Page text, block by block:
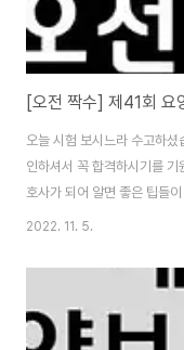
[오전 짝수] 제41회 요
오늘 시험 보시느라 수고하
인하셔서 꼭 합격하시기를
호사가 되어 알면 좋은 팁들
요. 목차 필기 정답 필기 - 21
1 35 1 6 2 16 3 26 1 7 1
3 37 2 48 2 59 5 70 5
2022. 11. 5.